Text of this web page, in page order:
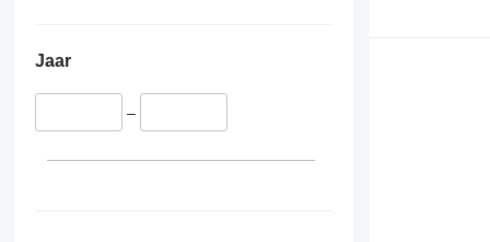
Jaar
–